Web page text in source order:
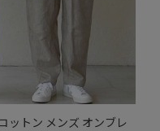
ットン メンズ オンブレ